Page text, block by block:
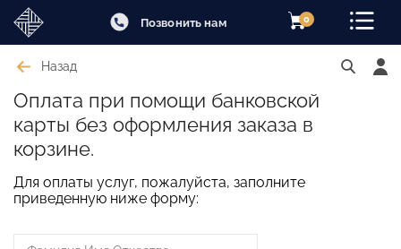
Позвонить нам 0
Назад
Оплата при помощи банковской
карты без оформления заказа в
корзине.
Для оплаты услуг, пожалуйста, заполните
приведенную ниже форму: